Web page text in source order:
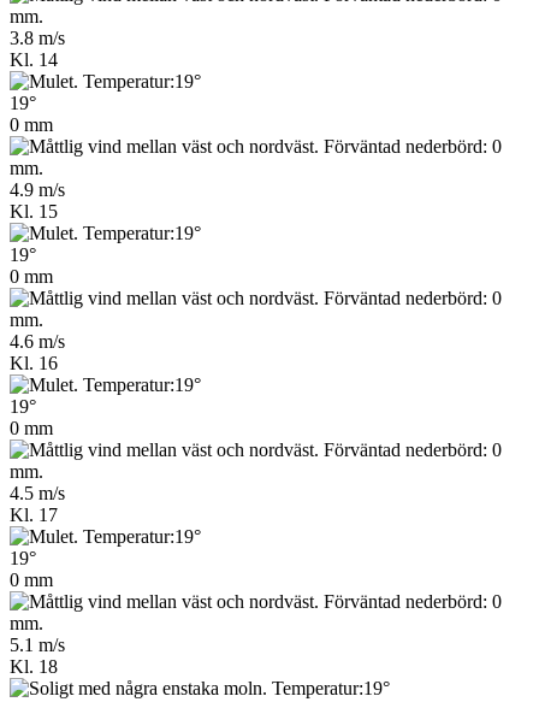
3.8 m/s
Kl. 14
19°
0 mm
4.9 m/s
Kl. 15
19°
0 mm
4.6 m/s
Kl. 16
19°
0 mm
4.5 m/s
Kl. 17
19°
0 mm
5.1 m/s
Kl. 18